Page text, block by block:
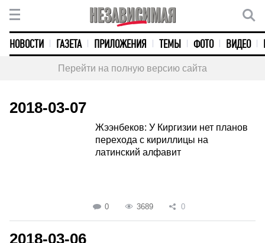
НОВОСТИ ГАЗЕТА ПРИЛОЖЕНИЯ ТЕМЫ ФОТО ВИДЕО
Перейти на полную версию сайта
2018-03-07
Жээнбеков: У Киргизии нет планов
перехода с кириллицы на
латинский алфавит
0 3689 0
2018-03-06